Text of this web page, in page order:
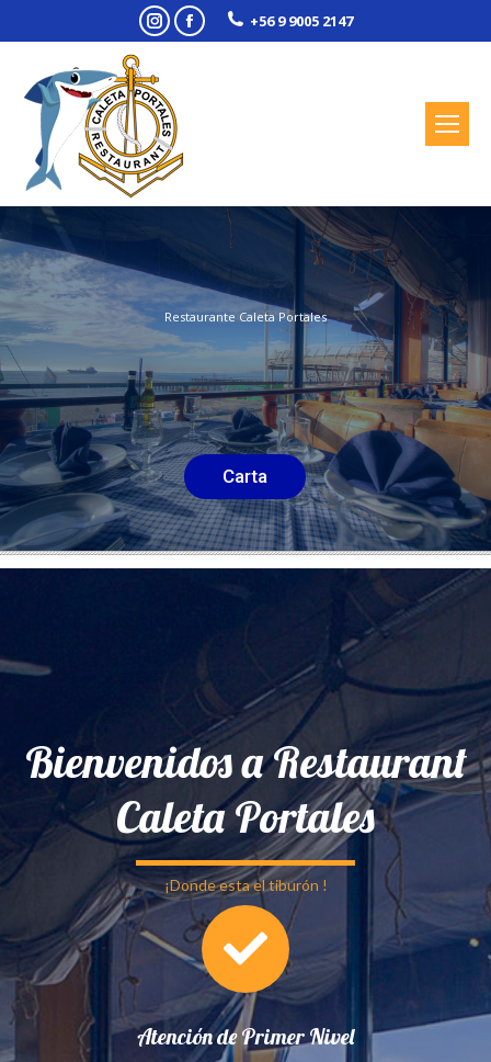
InstagramFacebook+56 9 9005 2147
Carta
Restaurante Caleta Portales
Bienvenidos a Restaurant
Caleta Portales
¡Donde esta el tiburón !
Atención de Primer Nivel